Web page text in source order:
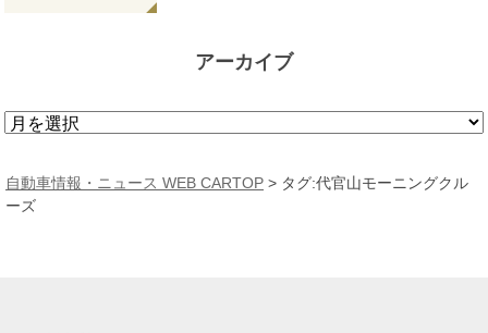
アーカイブ
ア
カ
イ
自動車情報・ニュース WEB CARTOP > タグ:代官山モーニングクル
ーズ